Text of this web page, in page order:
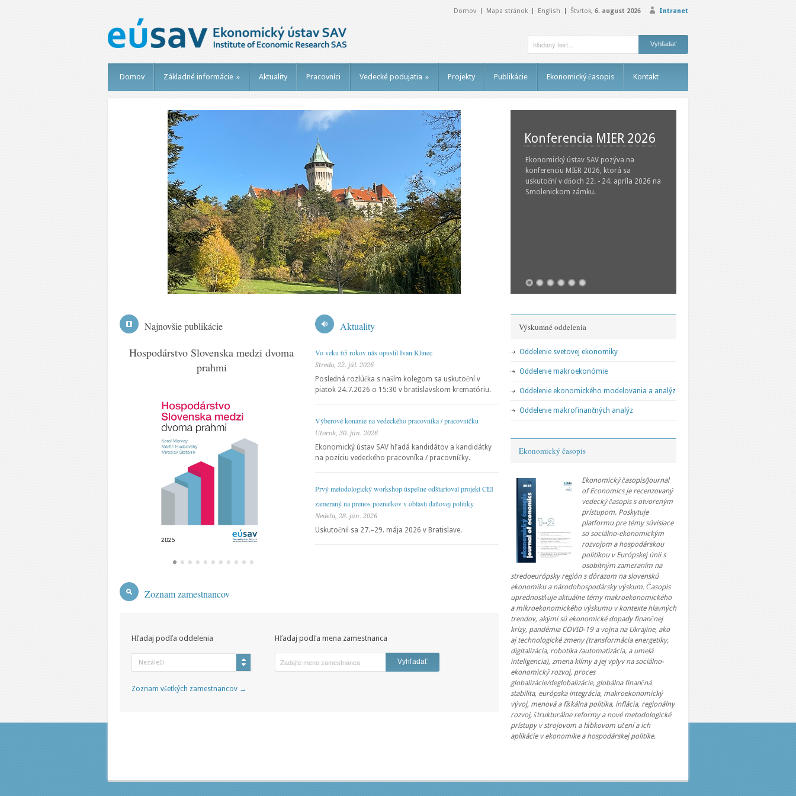
Intranet
Domov Mapa stránok English Štvrtok, 6. august 2026
Domov Základné informácie » Aktuality Pracovníci Vedecké podujatia » Projekty Publikácie Ekonomický časopis Kontakt
Konferencia MIER 2026
Ekonomický ústav SAV pozýva na
konferenciu MIER 2026, ktorá sa
uskutoční v dňoch 22. - 24. apríla 2026 na
Smolenickom zámku.
Najnovšie publikácie
Hospodárstvo Slovenska medzi dvoma
prahmi
Vývoj a perspektívy svetovej ekonomiky:
Centrá hospodárskej moci v
multipolárnom svete
Vývoj a perspektívy svetovej ekonomiky:
Možné trajektórie multipolárneho sveta
Aktuality
Vo veku 65 rokov nás opustil Ivan Klinec
Streda, 22. júl. 2026
Posledná rozlúčka s naším kolegom sa uskutoční v
piatok 24.7.2026 o 15:30 v bratislavskom krematóriu.
Výberové konanie na vedeckého pracovníka / pracovníčku
Utorok, 30. jún. 2026
Ekonomický ústav SAV hľadá kandidátov a kandidátky
na pozíciu vedeckého pracovníka / pracovníčky.
Prvý metodologický workshop úspešne odštartoval projekt CEI
zameraný na prenos poznatkov v oblasti daňovej politiky
Nedeľa, 28. jún. 2026
Uskutočnil sa 27.–29. mája 2026 v Bratislave.
Zoznam zamestnancov
Hľadaj podľa oddelenia
Nezáleží
Hľadaj podľa mena zamestnanca
Zoznam všetkých zamestnancov →
Výskumné oddelenia
Oddelenie svetovej ekonomiky
Oddelenie makroekonómie
Oddelenie ekonomického modelovania a analýz
Oddelenie makrofinančných analýz
Ekonomický časopis
Ekonomický časopis/Journal
of Economics je recenzovaný
vedecký časopis s otvoreným
prístupom. Poskytuje
platformu pre témy súvisiace
so sociálno-ekonomickým
rozvojom a hospodárskou
politikou v Európskej únii s
osobitným zameraním na
stredoeurópsky región s dôrazom na slovenskú
ekonomiku a národohospodársky výskum. Časopis
uprednostňuje aktuálne témy makroekonomického
a mikroekonomického výskumu v kontexte hlavných
trendov, akými sú ekonomické dopady finančnej
krízy, pandémia COVID-19 a vojna na Ukrajine, ako
aj technologické zmeny (transformácia energetiky,
digitalizácia, robotika /automatizácia, a umelá
inteligencia), zmena klímy a jej vplyv na sociálno-
ekonomický rozvoj, proces
globalizácie/deglobalizácie, globálna finančná
stabilita, európska integrácia, makroekonomický
vývoj, menová a fiškálna politika, inflácia, regionálny
rozvoj, štrukturálne reformy a nové metodologické
prístupy v strojovom a hĺbkovom učení a ich
aplikácie v ekonomike a hospodárskej politike.